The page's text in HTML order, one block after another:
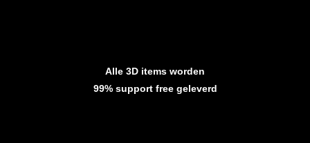
Alle 3D items worden
99% support free geleverd